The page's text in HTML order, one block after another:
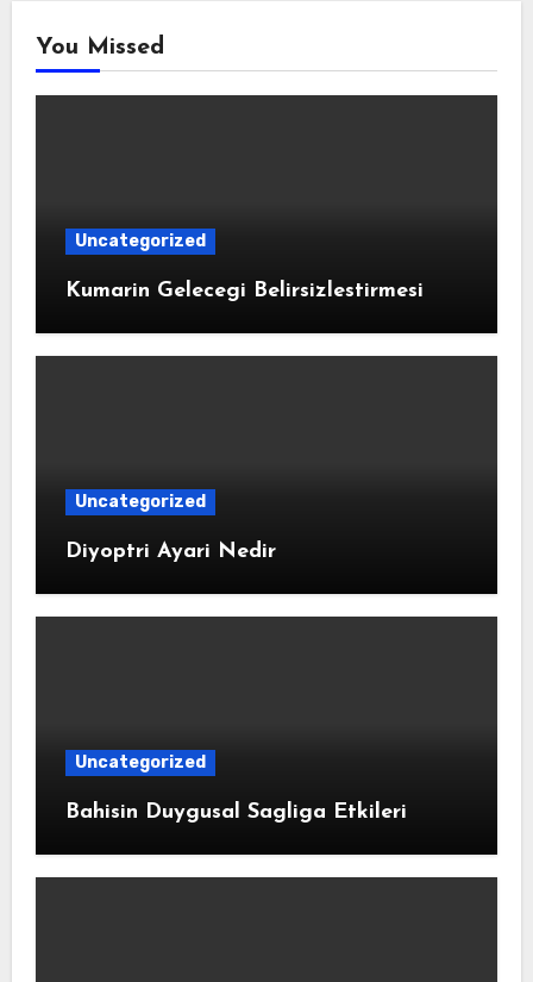
You Missed
Uncategorized
Kumarin Gelecegi Belirsizlestirmesi
Uncategorized
Diyoptri Ayari Nedir
Uncategorized
Bahisin Duygusal Sagliga Etkileri